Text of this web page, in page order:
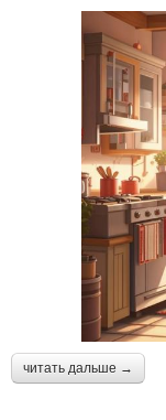
читать дальше →